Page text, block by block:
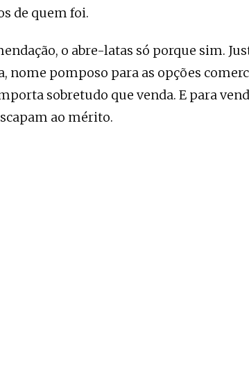
de quem foi.
o abre-latas só porque sim.
nome pomposo para as opções
sobretudo que venda. E para
ao mérito.